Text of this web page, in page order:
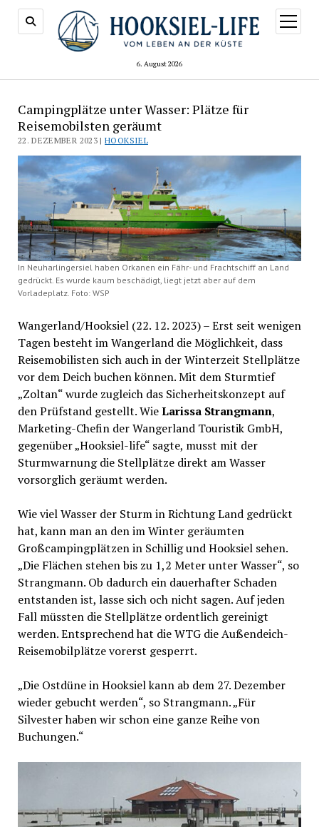
6. August 2026
Menü
öffnen
Campingplätze unter Wasser: Plätze für
Reisemobilsten geräumt
22. DEZEMBER 2023 |HOOKSIEL
In Neuharlingersiel haben Orkanen ein Fähr- und Frachtschiff an Land
gedrückt. Es wurde kaum beschädigt, liegt jetzt aber auf dem
Vorladeplatz. Foto: WSP
Wangerland/Hooksiel (22. 12. 2023) – Erst seit wenigen
Tagen besteht im Wangerland die Möglichkeit, dass
Reisemobilisten sich auch in der Winterzeit Stellplätze
vor dem Deich buchen können. Mit dem Sturmtief
„Zoltan“ wurde zugleich das Sicherheitskonzept auf
den Prüfstand gestellt. WieLarissa Strangmann,
Marketing-Chefin der Wangerland Touristik GmbH,
gegenüber „Hooksiel-life“ sagte, musst mit der
Sturmwarnung die Stellplätze direkt am Wasser
vorsorglich geräumt werden.
Wie viel Wasser der Sturm in Richtung Land gedrückt
hat, kann man an den im Winter geräumten
Großcampingplätzen in Schillig und Hooksiel sehen.
„Die Flächen stehen bis zu 1,2 Meter unter Wasser“, so
Strangmann. Ob dadurch ein dauerhafter Schaden
entstanden ist, lasse sich och nicht sagen. Auf jeden
Fall müssten die Stellplätze ordentlich gereinigt
werden. Entsprechend hat die WTG die Außendeich-
Reisemobilplätze vorerst gesperrt.
„Die Ostdüne in Hooksiel kann ab dem 27. Dezember
wieder gebucht werden“, so Strangmann. „Für
Silvester haben wir schon eine ganze Reihe von
Buchungen.“